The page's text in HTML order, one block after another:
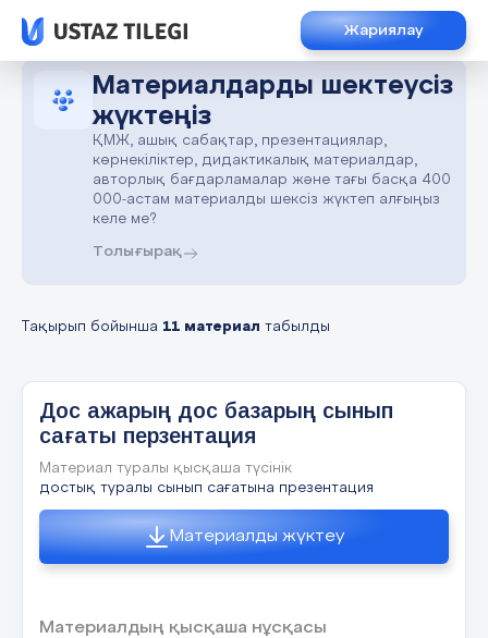
Жариялау
Материалдарды шектеусіз
жүктеңіз
ҚМЖ, ашық сабақтар, презентациялар,
көрнекіліктер, дидактикалық материалдар,
авторлық бағдарламалар және тағы басқа 400
000-астам материалды шексіз жүктеп алғыңыз
келе ме?
Толығырақ
Тақырып бойынша 11 материал табылды
Дос ажарың дос базарың сынып
сағаты перзентация
Материал туралы қысқаша түсінік
достық туралы сынып сағатына презентация
Материалды жүктеу
Материалдың қысқаша нұсқасы